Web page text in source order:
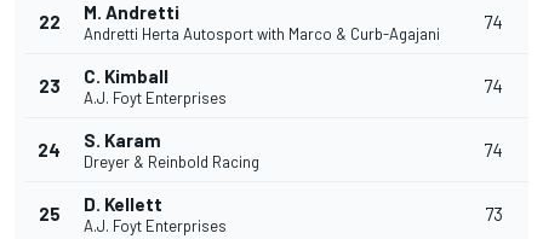
22 M. Andretti
Andretti Herta Autosport with Marco & Curb-Agajani
74
23 C. Kimball
A.J. Foyt Enterprises
74
24 S. Karam
Dreyer & Reinbold Racing
74
25 D. Kellett
A.J. Foyt Enterprises
73